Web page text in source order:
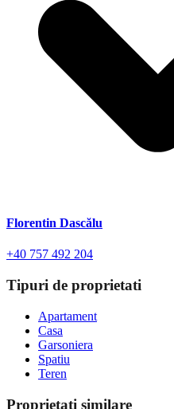
Florentin Dascălu
+40 757 492 204
Tipuri de proprietati
Apartament
Casa
Garsoniera
Spatiu
Teren
Proprietati similare